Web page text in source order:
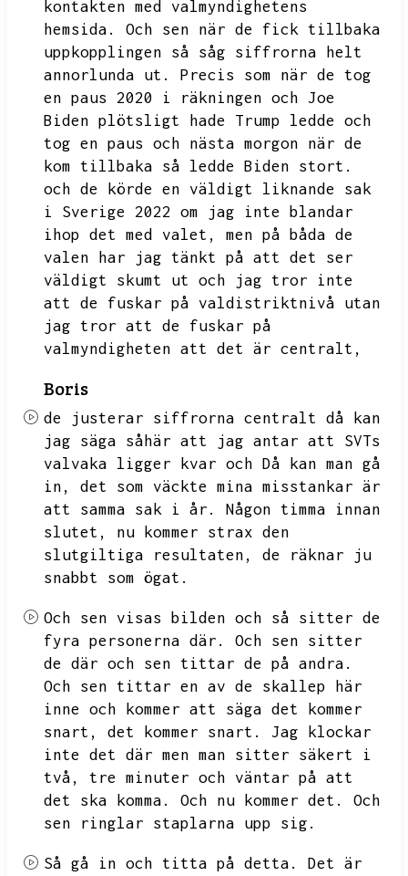
kontakten med valmyndighetens
hemsida.
Och sen när de fick tillbaka
uppkopplingen så såg siffrorna helt
annorlunda ut.
Precis som när de tog
en paus 2020 i räkningen och Joe
Biden plötsligt hade Trump ledde och
tog en paus och nästa morgon när de
kom tillbaka så ledde Biden stort.
och de körde en väldigt liknande sak
i Sverige 2022 om jag inte blandar
ihop det med valet,
men på båda de
valen har jag tänkt på att det ser
väldigt skumt ut och jag tror inte
att de fuskar på valdistriktnivå utan
jag tror att de fuskar på
valmyndigheten att det är centralt,
Boris
de justerar siffrorna centralt då kan
jag säga såhär att jag antar att
SVTs
valvaka ligger kvar och Då kan man gå
in,
det som väckte mina misstankar är
att samma sak i år.
Någon timma innan
slutet,
nu kommer strax den
slutgiltiga resultaten,
de räknar ju
snabbt som ögat.
Och sen visas bilden och så sitter de
fyra personerna där.
Och sen sitter
de där och sen tittar de på andra.
Och sen tittar en av de skallep här
inne och kommer att säga det kommer
snart,
det kommer snart.
Jag klockar
inte det där men man sitter säkert i
två,
tre minuter och väntar på att
det ska komma.
Och nu kommer det.
Och
sen ringlar staplarna upp sig.
Så gå in och titta på detta.
Det är